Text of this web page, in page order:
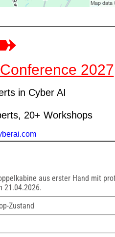
aus erster Hand mit
21.04.2026.
Zustand